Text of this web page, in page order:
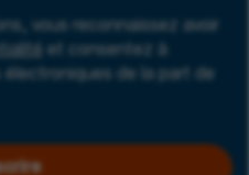
vous reconnaissez avoir
et consentez à
de la part de